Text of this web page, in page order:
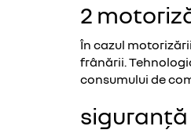
2
În cazul
frânării.
consumului de